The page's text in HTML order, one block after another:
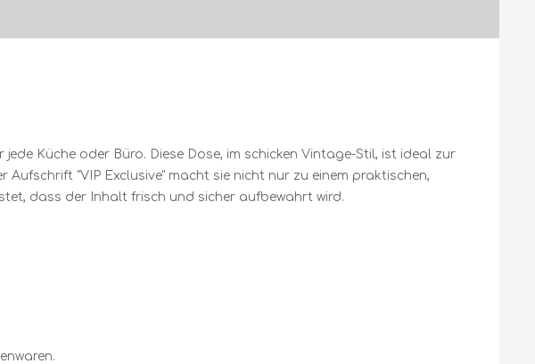
Küche oder Büro. Diese Dose, im schicken Vintage-Stil, ist ideal zur
"VIP Exclusive" macht sie nicht nur zu einem praktischen,
dass der Inhalt frisch und sicher aufbewahrt wird.